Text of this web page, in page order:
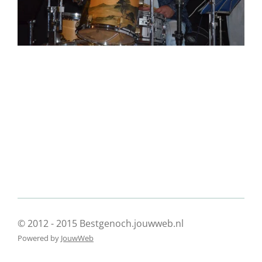
© 2012 - 2015 Bestgenoch.jouwweb.nl
Powered by JouwWeb